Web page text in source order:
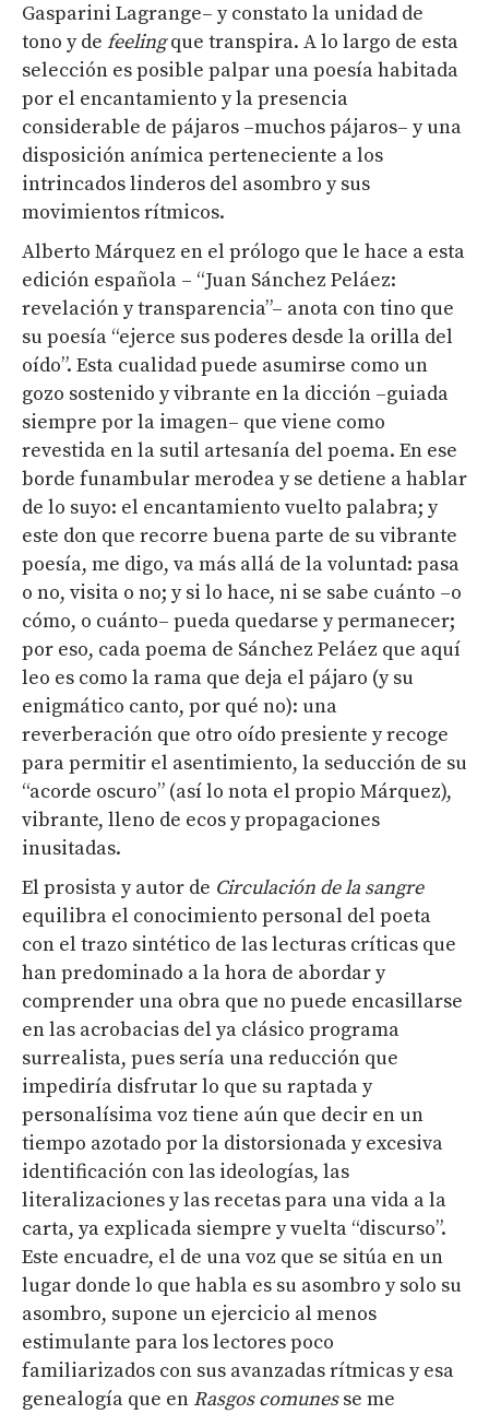
Gasparini Lagrange– y constato la unidad de
tono y de feelingque transpira. A lo largo de esta
selección es posible palpar una poesía habitada
por el encantamiento y la presencia
considerable de pájaros –muchos pájaros– y una
disposición anímica perteneciente a los
intrincados linderos del asombro y sus
movimientos rítmicos.
Alberto Márquez en el prólogo que le hace a esta
edición española – “Juan Sánchez Peláez:
revelación y transparencia”– anota con tino que
su poesía “ejerce sus poderes desde la orilla del
oído”. Esta cualidad puede asumirse como un
gozo sostenido y vibrante en la dicción –guiada
siempre por la imagen– que viene como
revestida en la sutil artesanía del poema. En ese
borde funambular merodea y se detiene a hablar
de lo suyo: el encantamiento vuelto palabra; y
este don que recorre buena parte de su vibrante
poesía, me digo, va más allá de la voluntad: pasa
o no, visita o no; y si lo hace, ni se sabe cuánto –o
cómo, o cuánto– pueda quedarse y permanecer;
por eso, cada poema de Sánchez Peláez que aquí
leo es como la rama que deja el pájaro (y su
enigmático canto, por qué no): una
reverberación que otro oído presiente y recoge
para permitir el asentimiento, la seducción de su
“acorde oscuro” (así lo nota el propio Márquez),
vibrante, lleno de ecos y propagaciones
inusitadas.
El prosista y autor de Circulación de la sangre
equilibra el conocimiento personal del poeta
con el trazo sintético de las lecturas críticas que
han predominado a la hora de abordar y
comprender una obra que no puede encasillarse
en las acrobacias del ya clásico programa
surrealista, pues sería una reducción que
impediría disfrutar lo que su raptada y
personalísima voz tiene aún que decir en un
tiempo azotado por la distorsionada y excesiva
identificación con las ideologías, las
literalizaciones y las recetas para una vida a la
carta, ya explicada siempre y vuelta “discurso”.
Este encuadre, el de una voz que se sitúa en un
lugar donde lo que habla es su asombro y solo su
asombro, supone un ejercicio al menos
estimulante para los lectores poco
familiarizados con sus avanzadas rítmicas y esa
genealogía que en Rasgos comunesse me